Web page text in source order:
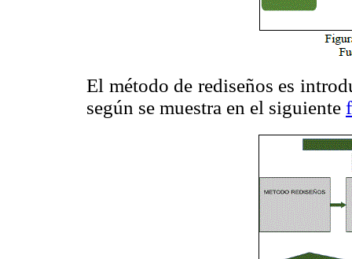
El método de rediseños es
según se muestra en el siguiente